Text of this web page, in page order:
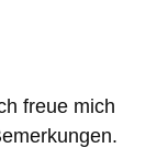
freue mich